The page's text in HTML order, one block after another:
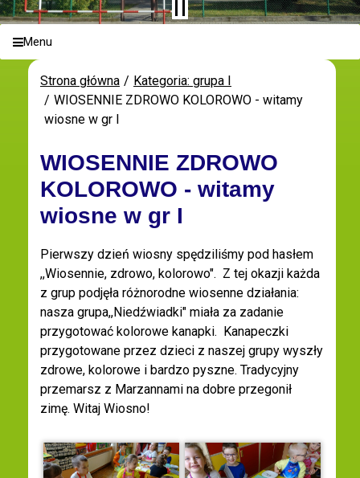
Menu
Strona główna
Kategoria: grupa I
WIOSENNIE ZDROWO KOLOROWO - witamy
wiosne w gr I
WIOSENNIE ZDROWO
KOLOROWO - witamy
wiosne w gr I
Pierwszy dzień wiosny spędziliśmy pod hasłem
,,Wiosennie, zdrowo, kolorowo". Z tej okazji każda
z grup podjęła różnorodne wiosenne działania:
nasza grupa,,Niedźwiadki" miała za zadanie
przygotować kolorowe kanapki. Kanapeczki
przygotowane przez dzieci z naszej grupy wyszły
zdrowe, kolorowe i bardzo pyszne. Tradycyjny
przemarsz z Marzannami na dobre przegonił
zimę. Witaj Wiosno!